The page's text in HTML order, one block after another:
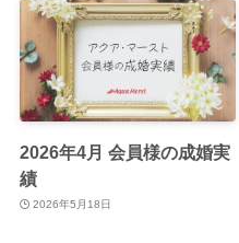
2026年4月 会員様の成婚実
績
2026年5月18日